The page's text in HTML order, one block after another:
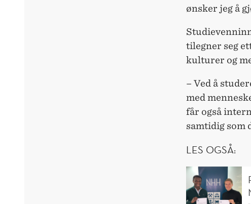
ønsker jeg å
tilegner seg
kulturer og
– Ved å
med
får også
samtidig som
LES OGSÅ: